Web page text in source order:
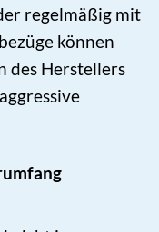
regelmäßig mit
können
des Herstellers